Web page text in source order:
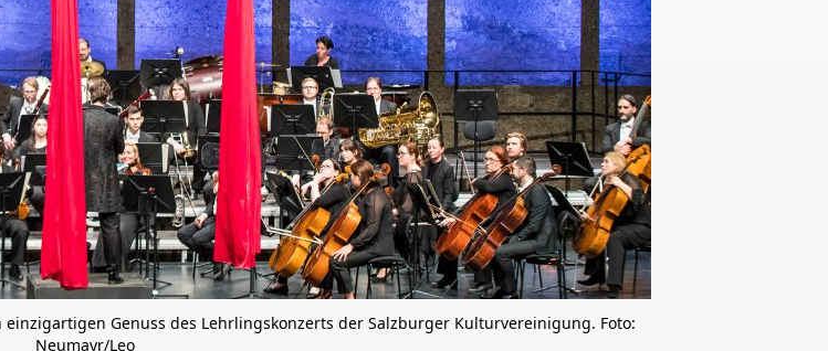
Genuss des Lehrlingskonzerts der Salzburger Kulturvereinigung. Foto:
Neumayr/Leo